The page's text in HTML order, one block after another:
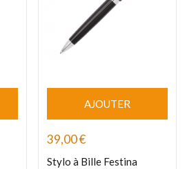
AJOUTER
39,00€
Stylo à Bille Festina